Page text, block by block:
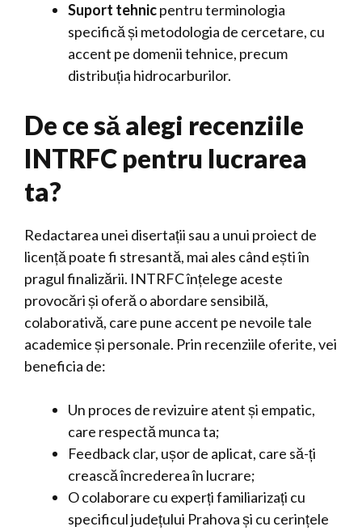
Suport tehnicpentru terminologia
specifică și metodologia de cercetare, cu
accent pe domenii tehnice, precum
distribuția hidrocarburilor.
De ce să alegi recenziile
INTRFC pentru lucrarea
ta?
Redactarea unei disertații sau a unui proiect de
licență poate fi stresantă, mai ales când ești în
pragul finalizării. INTRFC înțelege aceste
provocări și oferă o abordare sensibilă,
colaborativă, care pune accent pe nevoile tale
academice și personale. Prin recenziile oferite, vei
beneficia de:
Un proces de revizuire atent și empatic,
care respectă munca ta;
Feedback clar, ușor de aplicat, care să-ți
crească încrederea în lucrare;
O colaborare cu experți familiarizați cu
specificul județului Prahova și cu cerințele